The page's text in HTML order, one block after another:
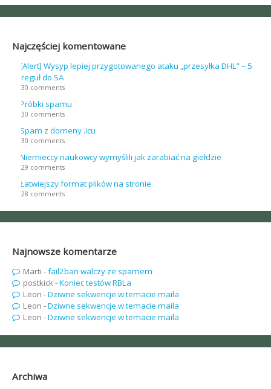
Najczęściej komentowane
[Alert] Wysyp lepiej przygotowanego ataku „przesyłka DHL” – 5
reguł do SA
30 comments
Próbki spamu
30 comments
Spam z domeny .icu
30 comments
Niemieccy naukowcy wymyślili jak zarabiać na giełdzie
29 comments
Łatwiejszy format plików na stronie
28 comments
Najnowsze komentarze
Marti -fail2ban walczy ze spamem
postkick-Koniec testów RBLa
Leon -Dziwne sekwencje w temacie maila
Leon -Dziwne sekwencje w temacie maila
Leon -Dziwne sekwencje w temacie maila
Archiwa